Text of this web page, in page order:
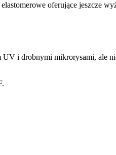
oferujące jeszcze
i drobnymi mikrorysami, ale